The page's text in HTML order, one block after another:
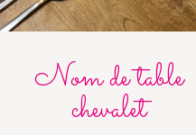
Nom de table
chevalet